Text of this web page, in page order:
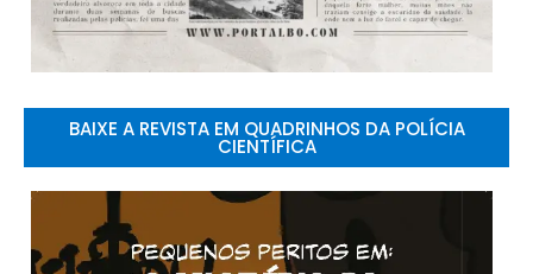
BAIXE A REVISTA EM QUADRINHOS DA POLÍCIA
CIENTÍFICA